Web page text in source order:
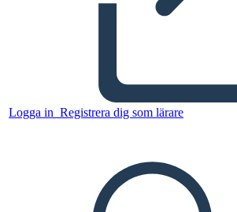
Logga in Registrera dig som lärare
Kopiera denna storyboard
SPELA UPP BILDSPEL
LÄS FÖR MIG